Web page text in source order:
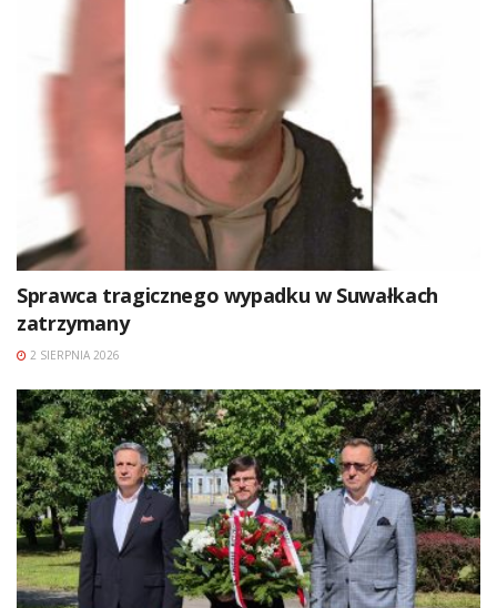
Sprawca tragicznego wypadku w Suwałkach
zatrzymany
2 SIERPNIA 2026